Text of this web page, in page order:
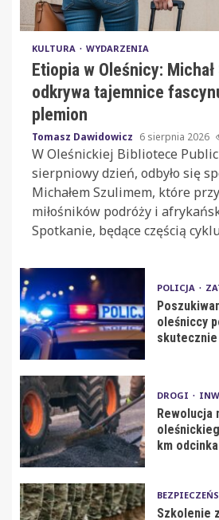
KULTURA WYDARZENIA
Etiopia w Oleśnicy: Michał
odkrywa tajemnice
plemion
Tomasz Dawidowicz 6 sierpnia 2026
W Oleśnickiej Bibliotece
sierpniowy dzień, odbyło się
Michałem Szulimem, które
miłośników podróży i
Spotkanie, będące częścią
POLICJA
oleśniccy
DROGI
Rewolucja
km
Szkolenie